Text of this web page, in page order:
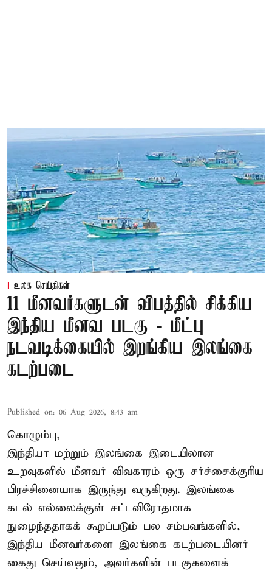
உலக செய்திகள்
11 மீனவர்களுடன் விபத்தில் சிக்கிய
இந்திய மீனவ படகு - மீட்பு
நடவடிக்கையில் இறங்கிய இலங்கை
கடற்படை
Published on: 06 Aug 2026, 8:43 am
கொழும்பு,
இந்தியா மற்றும் இலங்கை இடையிலான
உறவுகளில் மீனவர் விவகாரம் ஒரு சர்ச்சைக்குரிய
பிரச்சினையாக இருந்து வருகிறது. இலங்கை
கடல் எல்லைக்குள் சட்டவிரோதமாக
நுழைந்ததாகக் கூறப்படும் பல சம்பவங்களில்,
இந்திய மீனவர்களை இலங்கை கடற்படையினர்
கைது செய்வதும், அவர்களின் படகுகளைக்